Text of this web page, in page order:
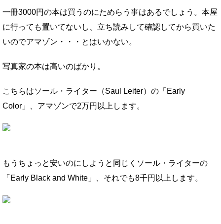
一冊3000円の本は買うのにためらう事はあるでしょう。本屋
に行っても置いてないし、立ち読みして確認してから買いた
いのでアマゾン・・・とはいかない。
写真家の本は高いのばかり。
こちらはソール・ライター（Saul Leiter）の「Early
Color」、アマゾンで2万円以上します。
もうちょっと安いのにしようと同じくソール・ライターの
「Early Black and White」、それでも8千円以上します。